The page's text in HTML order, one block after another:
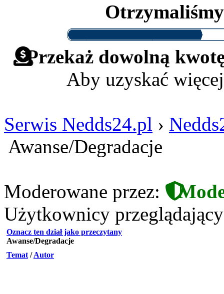
Przekaż dowolną
Aby uzyskać
Serwis Nedds24.pl ›
Awanse/Degradacje
Moderowane przez:
Użytkownicy
Oznacz ten dział jako przeczytany
Awanse/Degradacje
Temat /Autor